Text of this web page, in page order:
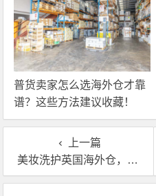
普货卖家怎么选海外仓才靠
谱？这些方法建议收藏！
上一篇
美妆洗护英国海外仓，为什么成了这几年卖家的”香饽饽”